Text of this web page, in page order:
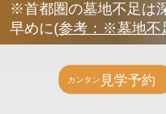
※首都圏の墓地不足は
早めに(参考：※墓地不